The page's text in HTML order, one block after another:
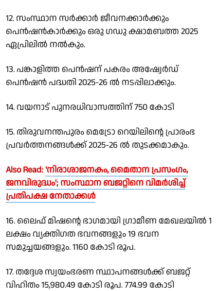
12. സംസ്ഥാന സര്‍ക്കാര്‍ ജീവനക്കാര്‍ക്കും
പെന്‍ഷന്‍കാര്‍ക്കും ഒരു ഗഡു ക്ഷാമബത്ത 2025
ഏപ്രിലില്‍ നല്‍കും.
13. പങ്കാളിത്ത പെന്‍ഷന് പകരം അഷ്വേര്‍ഡ്
പെന്‍ഷന്‍ പദ്ധതി 2025-26 ല്‍ നടപ്പിലാക്കും.
14. വയനാട് പുനരധിവാസത്തിന് 750 കോടി
15. തിരുവനന്തപുരം മെട്രോ റെയിലിന്റെ പ്രാരംഭ
പ്രവര്‍ത്തനങ്ങള്‍ക്ക് 2025-26 ല്‍ തുടക്കമാകും.
Also Read: 'നിരാശാജനകം, മൈതാന പ്രസംഗം,
ജനവിരുദ്ധം'; സംസ്ഥാന ബജറ്റിനെ വിമർശിച്ച്
പ്രതിപക്ഷ നേതാക്കള്‍
16. ലൈഫ് മിഷന്റെ ഭാഗമായി ഗ്രാമീണ മേഖലയില്‍ 1
ലക്ഷം വ്യക്തിഗത ഭവനങ്ങളും 19 ഭവന
സമുച്ചയങ്ങളും. 1160 കോടി രൂപ.
17. തദ്ദേശ സ്വയംഭരണ സ്ഥാപനങ്ങള്‍ക്ക് ബജറ്റ്
വിഹിതം 15,980.49 കോടി രൂപ. 774.99 കോടി